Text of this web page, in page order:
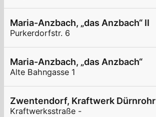
Maria-Anzbach, „das Anzbach“ II
Purkerdorfstr. 6
Maria-Anzbach, „das Anzbach“
Alte Bahngasse 1
Zwentendorf, Kraftwerk Dürnrohr
Kraftwerksstraße -